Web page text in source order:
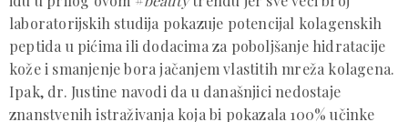
laboratorijskih studija pokazuje potencijal kolagenskih
peptida u pićima ili dodacima za poboljšanje hidratacije
kože i smanjenje bora jačanjem vlastitih mreža kolagena.
Ipak, dr. Justine navodi da u današnjici nedostaje
znanstvenih istraživanja koja bi pokazala 100% učinke